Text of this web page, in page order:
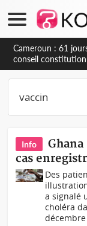
Côte d'Ivoire : Fin
les mouvements
Info
cas
Des
a signalé
choléra
décembre